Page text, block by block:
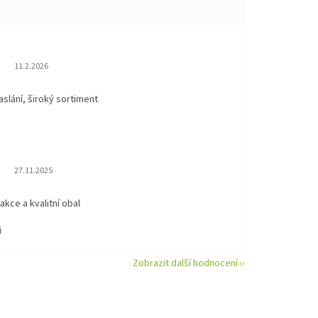
Hodnocení obchodu je 5 z 5 hvězdiček.
11.2.2026
široký sortiment
Hodnocení obchodu je 5 z 5 hvězdiček.
27.11.2025
a kvalitní obal
Zobrazit další hodnocení